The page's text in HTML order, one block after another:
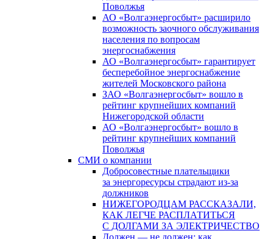
Поволжья
АО «Волгаэнергосбыт» расширило
возможность заочного обслуживания
населения по вопросам
энергоснабжения
АО «Волгаэнергосбыт» гарантирует
бесперебойное энергоснабжение
жителей Московского района
ЗАО «Волгаэнергосбыт» вошло в
рейтинг крупнейших компаний
Нижегородской области
АО «Волгаэнергосбыт» вошло в
рейтинг крупнейших компаний
Поволжья
СМИ о компании
Добросовестные плательщики
за энергоресурсы страдают из-за
должников
НИЖЕГОРОДЦАМ РАССКАЗАЛИ,
КАК ЛЕГЧЕ РАСПЛАТИТЬСЯ
С ДОЛГАМИ ЗА ЭЛЕКТРИЧЕСТВО